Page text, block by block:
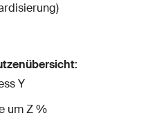
:
Y
um Z %